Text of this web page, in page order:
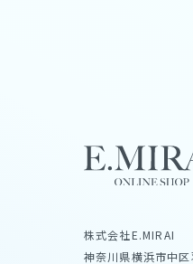
株式会社E.MIRAI
神奈川県横浜市中